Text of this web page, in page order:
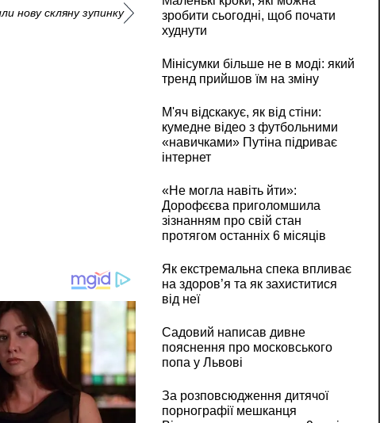
нову скляну зупинку
зробити сьогодні, щоб почати
худнути
Мінісумки більше не в моді: який
тренд прийшов їм на зміну
М'яч відскакує, як від стіни:
кумедне відео з футбольними
«навичками» Путіна підриває
інтернет
«Не могла навіть йти»:
Дорофєєва приголомшила
зізнанням про свій стан
протягом останніх 6 місяців
Як екстремальна спека впливає
на здоров’я та як захиститися
від неї
Садовий написав дивне
пояснення про московського
попа у Львові
За розповсюдження дитячої
порнографії мешканця